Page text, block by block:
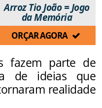
Arroz Tio João = Jogo
da Memória
ORÇAR AGORA
fazem parte de
de ideias que
realidade